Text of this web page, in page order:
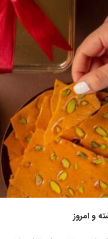
و امروز